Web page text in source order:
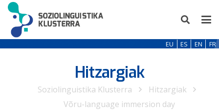
EU ES EN FR
Hitzargiak
Soziolinguistika Klusterra
Hitzargiak
Võru-language immersion day